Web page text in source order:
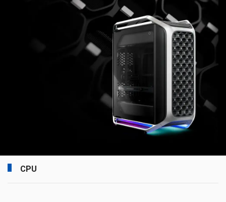
CPU